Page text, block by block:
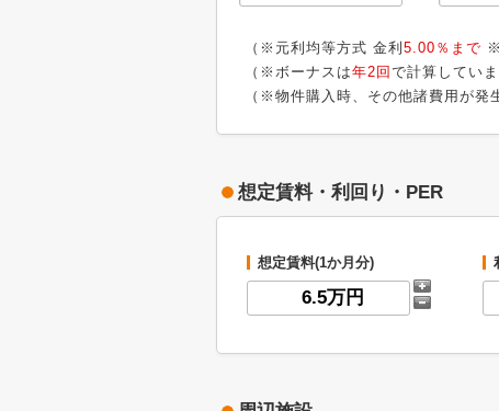
（※元利均等方式 金利 5.00％まで
（※ボーナスは年2回 で計算していま
（※物件購入時、その他諸費用が発
想定賃料・利回り・PER
想定賃料(1か月分)